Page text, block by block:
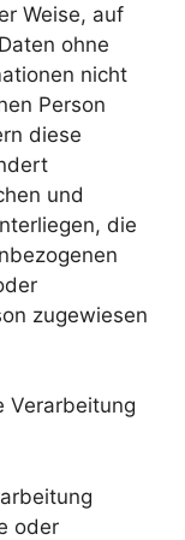
Weise, auf
ohne
nicht
Person
diese
und
die
zugewiesen
oder